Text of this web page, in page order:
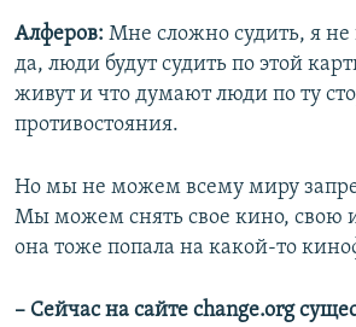
Алферов: Мне сложно судить, я
да, люди будут судить по этой
живут и что думают люди по ту
противостояния.
Но мы не можем всему миру
Мы можем снять свое кино, свою
она тоже попала на какой-то
– Сейчас на сайте change.org